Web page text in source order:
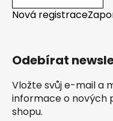
Nová registrace
Odebírat
Vložte svůj e-mail a
informace o nových
shopu.